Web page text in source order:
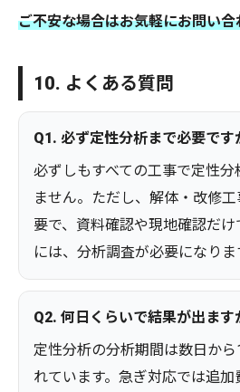
ご不安な場合はお気軽にお問い
10. よくある質問
Q1. 必ず定性分析まで必要です
必ずしもすべての工事で定性分
ません。ただし、解体・改修
要で、資料確認や現地確認だ
には、分析調査が必要になりま
Q2. 何日くらいで結果が出ます
定性分析の分析期間は数日か
れています。急ぎ対応では追